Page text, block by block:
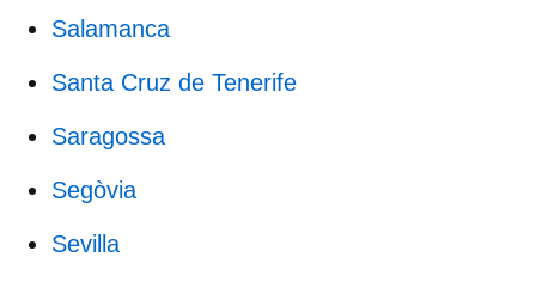
Salamanca
Santa Cruz de Tenerife
Saragossa
Segòvia
Sevilla